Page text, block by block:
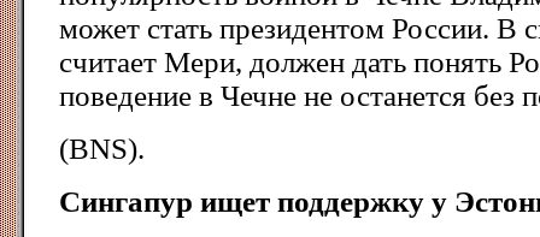
может стать президентом России. В
считает Мери, должен дать понять
поведение в Чечне не останется без
(BNS).
Сингапур ищет поддеpжку у